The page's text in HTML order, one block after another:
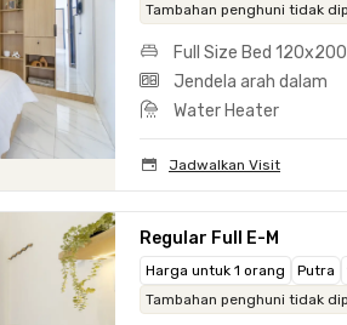
Tambahan penghuni tidak
Full Size Bed
Jendela arah dalam
Water Heater
Jadwalkan Visit
Regular Full E-M
Harga untuk 1 orang Putra
Tambahan penghuni tidak